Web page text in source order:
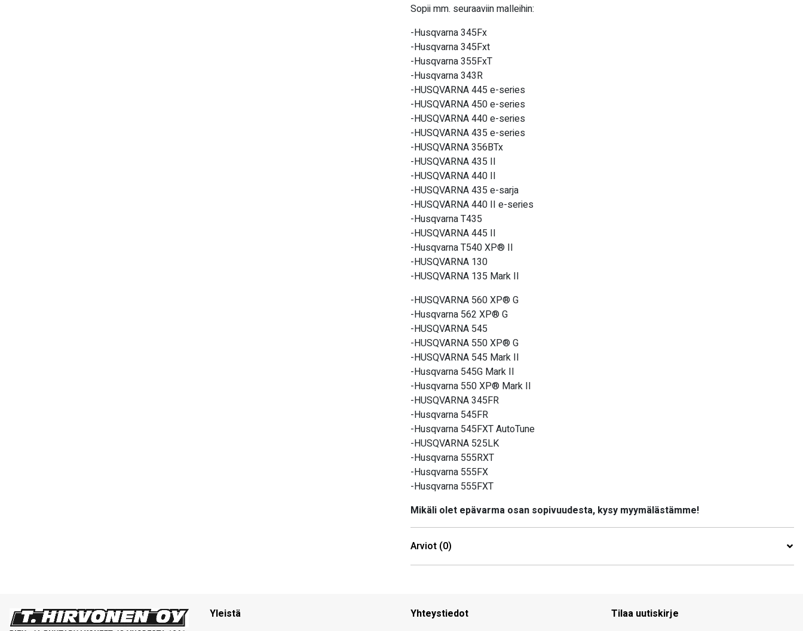
Sopii mm. seuraaviin malleihin:
-Husqvarna 345Fx
-Husqvarna 345Fxt
-Husqvarna 355FxT
-Husqvarna 343R
-HUSQVARNA 445 e-series
-HUSQVARNA 450 e-series
-HUSQVARNA 440 e-series
-HUSQVARNA 435 e-series
-HUSQVARNA 356BTx
-HUSQVARNA 435 II
-HUSQVARNA 440 II
-HUSQVARNA 435 e-sarja
-HUSQVARNA 440 II e-series
-Husqvarna T435
-HUSQVARNA 445 II
-Husqvarna T540 XP® II
-HUSQVARNA 130
-HUSQVARNA 135 Mark II
-HUSQVARNA 560 XP® G
-Husqvarna 562 XP® G
-HUSQVARNA 545
-HUSQVARNA 550 XP® G
-HUSQVARNA 545 Mark II
-Husqvarna 545G Mark II
-Husqvarna 550 XP® Mark II
-HUSQVARNA 345FR
-Husqvarna 545FR
-Husqvarna 545FXT AutoTune
-HUSQVARNA 525LK
-Husqvarna 555RXT
-Husqvarna 555FX
-Husqvarna 555FXT
Mikäli olet epävarma osan sopivuudesta, kysy myymälästämme!
Arviot (0)
Yleistä
Yhteystiedot
Tilaa uutiskirje